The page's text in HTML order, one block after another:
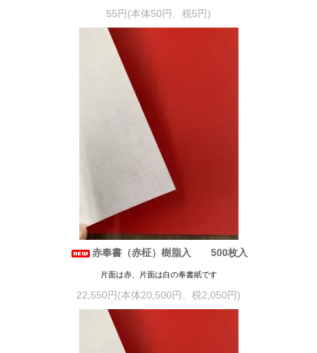
55円(本体50円、税5円)
赤奉書（赤柾）樹脂入 500枚入
片面は赤、片面は白の奉書紙です
22,550円(本体20,500円、税2,050円)